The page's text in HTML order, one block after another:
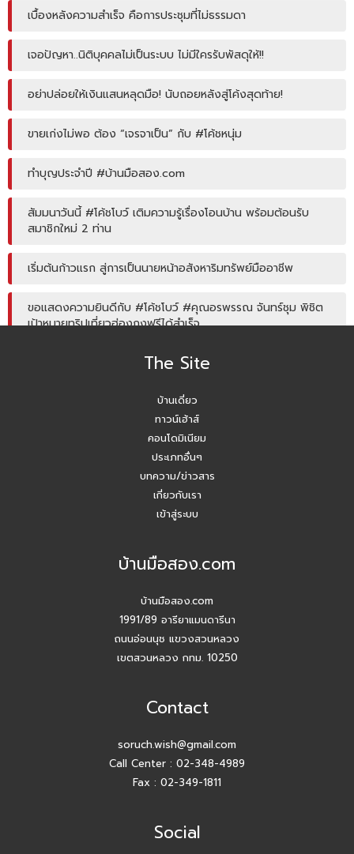
เบื้องหลังความสำเร็จ คือการประชุมที่ไม่ธรรมดา
เจอปัญหา..นิติบุคคลไม่เป็นระบบ ไม่มีใครรับพัสดุให้!!
อย่าปล่อยให้เงินแสนหลุดมือ! นับถอยหลังสู่โค้งสุดท้าย!
ขายเก่งไม่พอ ต้อง “เจรจาเป็น” กับ #โค้ชหนุ่ม
ทำบุญประจำปี #บ้านมือสอง.com
สัมมนาวันนี้ #โค้ชโบว์ เติมความรู้เรื่องโอนบ้าน พร้อมต้อนรับ
สมาชิกใหม่ 2 ท่าน
เริ่มต้นก้าวแรก สู่การเป็นนายหน้าอสังหาริมทรัพย์มืออาชีพ
ขอแสดงความยินดีกับ #โค้ชโบว์ #คุณอรพรรณ จันทร์ชุม พิชิต
เป้าหมายทริปเที่ยวฮ่องกงฟรีได้สำเร็จ
โค้ชหนุ่ม แชร์หัวข้อการลงพื้นที่หาลิสโครงการปิด/เปิด
Agent บ้านมือสอง รับมัดจำอีกแล้ว!! คุณเอญดา (คุณหนิง)
บ้านมือสอง.com ประชุมหารือเชิงกลยุทธ์กับเจ้าหน้าที่ธนาคาร
ปี 2026 #Agentบ้านมือสอง.com มี Listing ฝากขายเยอะ
สัมมนาวันนี้ เพื่อยอดขายที่เติบโตในวันหน้า
สัมมนา AGENT บ้านมือสอง.com วันพุธ 24 ธ.ค. 68
กิจกรรมปีใหม่ บ้านมือสอง.com
สัมมนา เตรียมพร้อมก่อนเริ่มสร้างบ้าน! ไขทุกข้อสงสัยเรื่อง ใบ
The Site
บ้านเดี่ยว
ทาวน์เฮ้าส์
คอนโดมิเนียม
ประเภทอื่นๆ
บทความ/ข่าวสาร
เกี่ยวกับเรา
เข้าสู่ระบบ
บ้านมือสอง.com
บ้านมือสอง.com
1991/89 อารียาแมนดารีนา
ถนนอ่อนนุช แขวงสวนหลวง
เขตสวนหลวง กทม. 10250
Contact
soruch.wish@gmail.com
Call Center : 02-348-4989
Fax : 02-349-1811
Social